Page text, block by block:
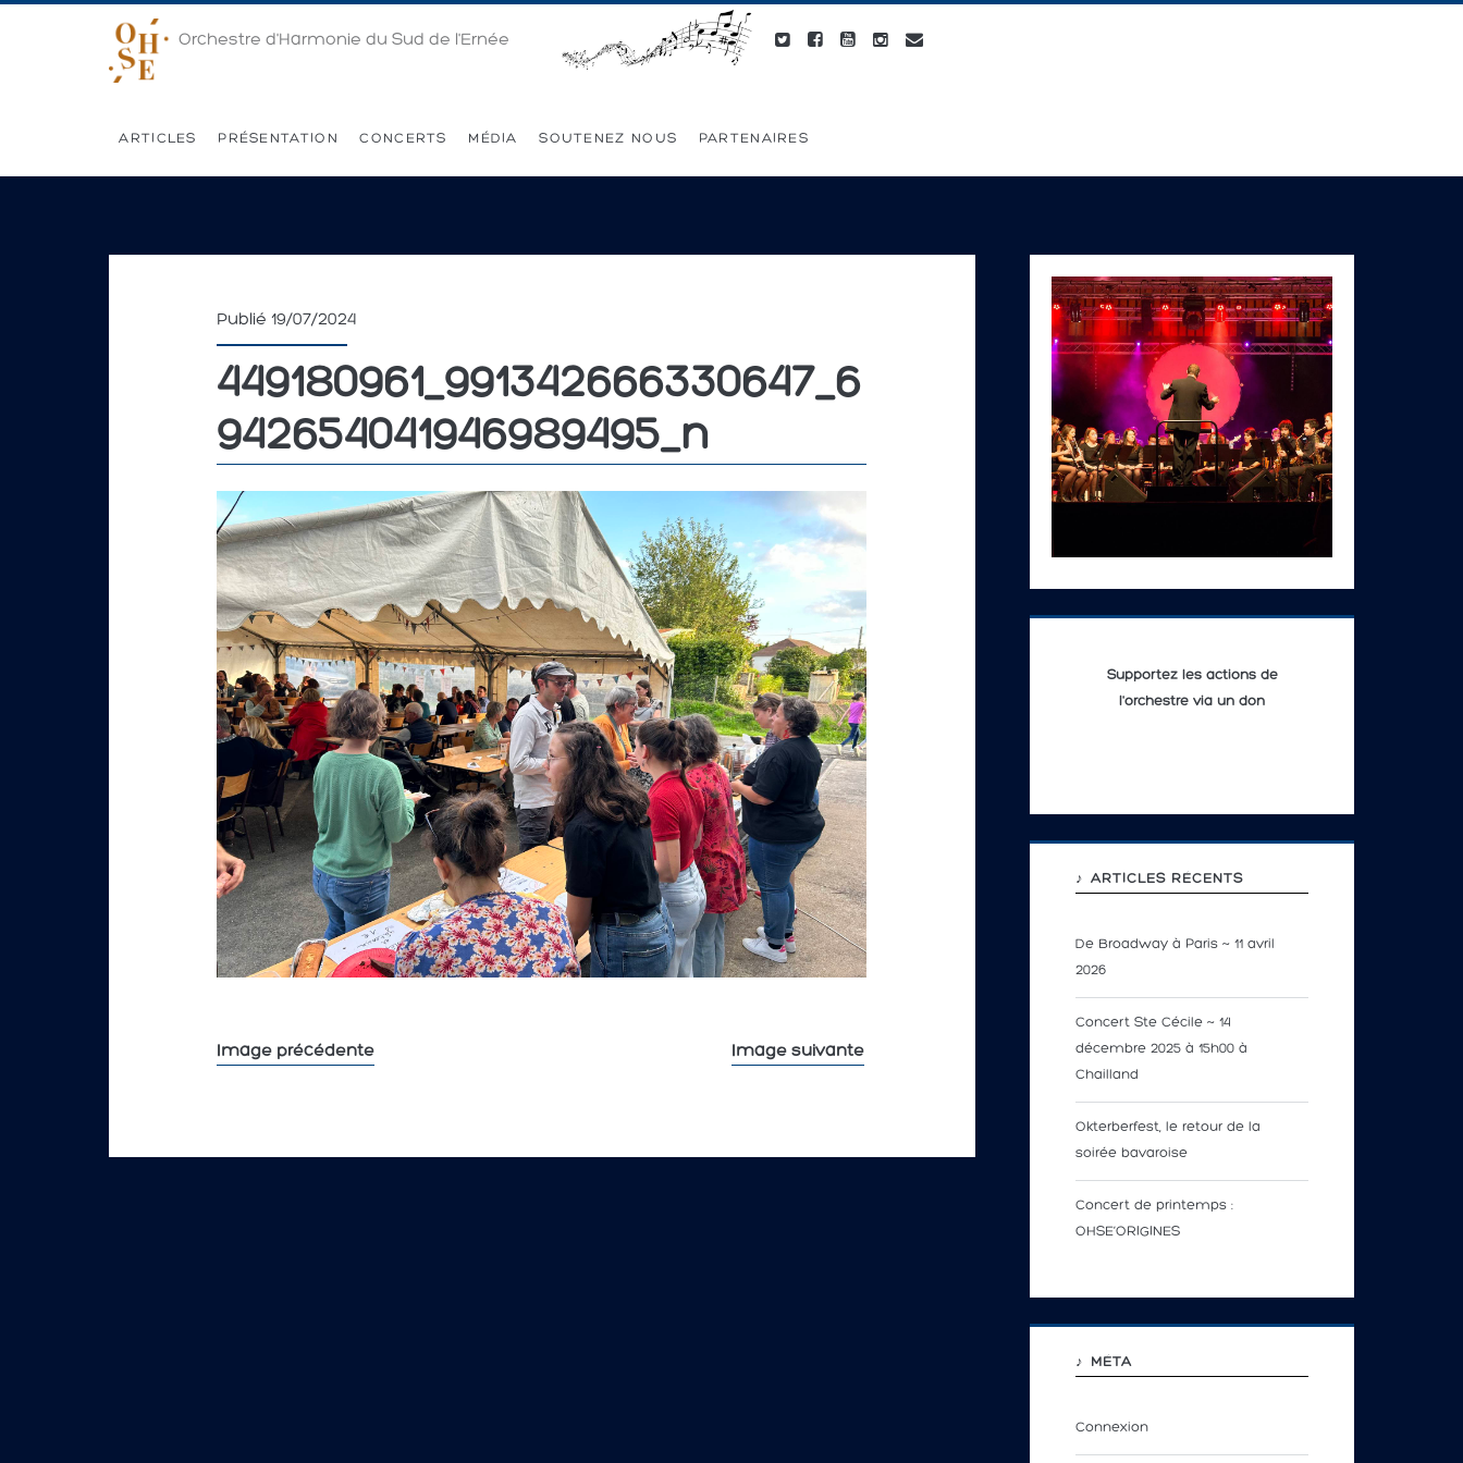
Orchestre d'Harmonie du Sud de l'Ernée
ARTICLES PRÉSENTATION CONCERTS MÉDIA SOUTENEZ NOUS PARTENAIRES
Publié 19/07/2024
449180961_991342666330647_6
942654041946989495_n
Image précédente Image suivante
Supportez les actions de
l'orchestre via un don
♪ ARTICLES RÉCENTS
De Broadway à Paris ~ 11 avril
2026
Concert Ste Cécile ~ 14
décembre 2025 à 15h00 à
Chailland
Okterberfest, le retour de la
soirée bavaroise
Concert de printemps :
OHSE’ORIGINES
♪ MÉTA
Connexion